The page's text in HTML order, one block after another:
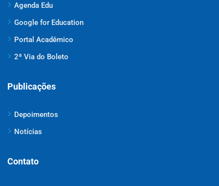
Agenda Edu
Google for Education
Portal Acadêmico
2ª Via do Boleto
Publicações
Depoimentos
Notícias
Contato